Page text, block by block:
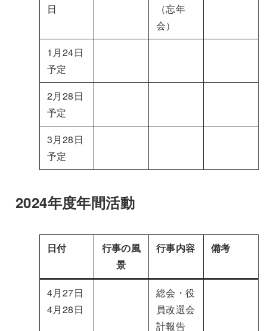
日
（忘年
会）
1月24日
予定
2月28日
予定
3月28日
予定
2024年度年間活動
日付
行事の風
景
行事内容 備考
4月27日
4月28日
総会・役
員改選会
計報告